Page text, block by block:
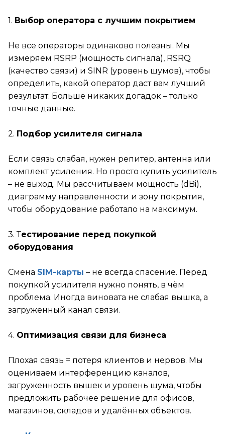
1. Выбор оператора с лучшим покрытием
Не все операторы одинаково полезны. Мы
измеряем RSRP (мощность сигнала), RSRQ
(качество связи) и SINR (уровень шумов), чтобы
определить, какой оператор даст вам лучший
результат. Больше никаких догадок – только
точные данные.
2. Подбор усилителя сигнала
Если связь слабая, нужен репитер, антенна или
комплект усиления. Но просто купить усилитель
– не выход. Мы рассчитываем мощность (dBi),
диаграмму направленности и зону покрытия,
чтобы оборудование работало на максимум.
3. Тестирование перед покупкой
оборудования
Смена SIM-карты – не всегда спасение. Перед
покупкой усилителя нужно понять, в чём
проблема. Иногда виновата не слабая вышка, а
загруженный канал связи.
4. Оптимизация связи для бизнеса
Плохая связь = потеря клиентов и нервов. Мы
оцениваем интерференцию каналов,
загруженность вышек и уровень шума, чтобы
предложить рабочее решение для офисов,
магазинов, складов и удалённых объектов.